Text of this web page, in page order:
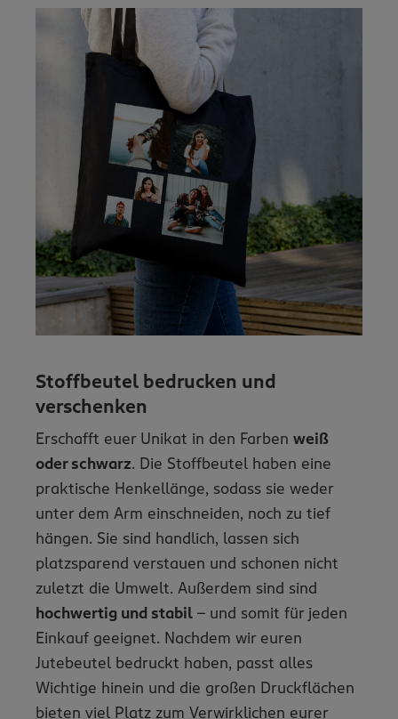
Stoffbeutel bedrucken und
verschenken
Erschafft euer Unikat in den Farben weiß
oder schwarz. Die Stoffbeutel haben eine
praktische Henkellänge, sodass sie weder
unter dem Arm einschneiden, noch zu tief
hängen. Sie sind handlich, lassen sich
platzsparend verstauen und schonen nicht
zuletzt die Umwelt. Außerdem sind sind
hochwertig und stabil – und somit für jeden
Einkauf geeignet. Nachdem wir euren
Jutebeutel bedruckt haben, passt alles
Wichtige hinein und die großen Druckflächen
bieten viel Platz zum Verwirklichen eurer